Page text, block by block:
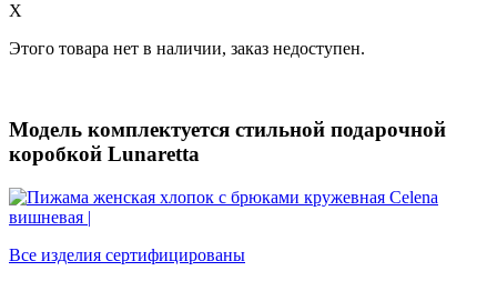
X
Этого товара нет в наличии, заказ недоступен.
Модель комплектуется стильной подарочной
коробкой Lunaretta
Все изделия сертифицированы